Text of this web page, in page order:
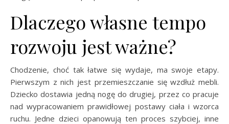
Dlaczego własne tempo
rozwoju jest ważne?
Chodzenie, choć tak łatwe się wydaje, ma swoje etapy.
Pierwszym z nich jest przemieszczanie się wzdłuż mebli.
Dziecko dostawia jedną nogę do drugiej, przez co pracuje
nad wypracowaniem prawidłowej postawy ciała i wzorca
ruchu. Jedne dzieci opanowują ten proces szybciej, inne